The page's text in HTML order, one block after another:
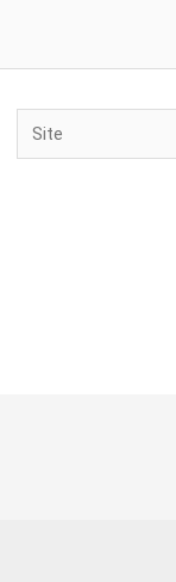
Site